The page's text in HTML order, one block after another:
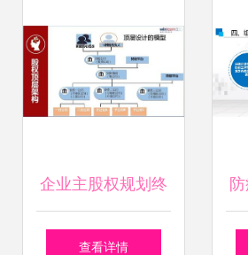
企业主股权规划终
极问题 把企业当孩
查看详情